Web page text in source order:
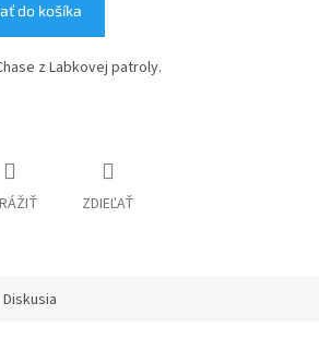
do košíka
z Labkovej patroly.
ZDIEĽAŤ
Diskusia